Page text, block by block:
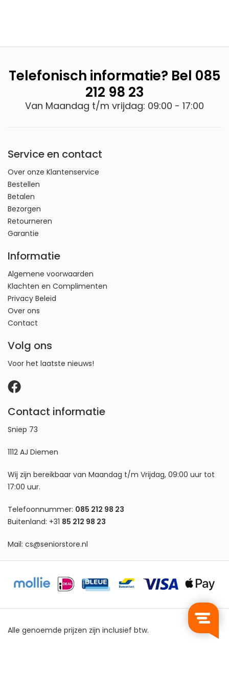
Telefonisch informatie? Bel 085
212 98 23
Van Maandag t/m vrijdag: 09:00 - 17:00
Service en contact
Over onze Klantenservice
Bestellen
Betalen
Bezorgen
Retourneren
Garantie
Informatie
Algemene voorwaarden
Klachten en Complimenten
Privacy Beleid
Over ons
Contact
Volg ons
Voor het laatste nieuws!
Contact informatie
Sniep 73
1112 AJ Diemen
Wij zijn bereikbaar van Maandag t/m Vrijdag, 09:00 uur tot
17:00 uur.
Telefoonnummer: 085 212 98 23
Buitenland: +31 85 212 98 23
Mail: cs@seniorstore.nl
Alle genoemde prijzen zijn inclusief btw.